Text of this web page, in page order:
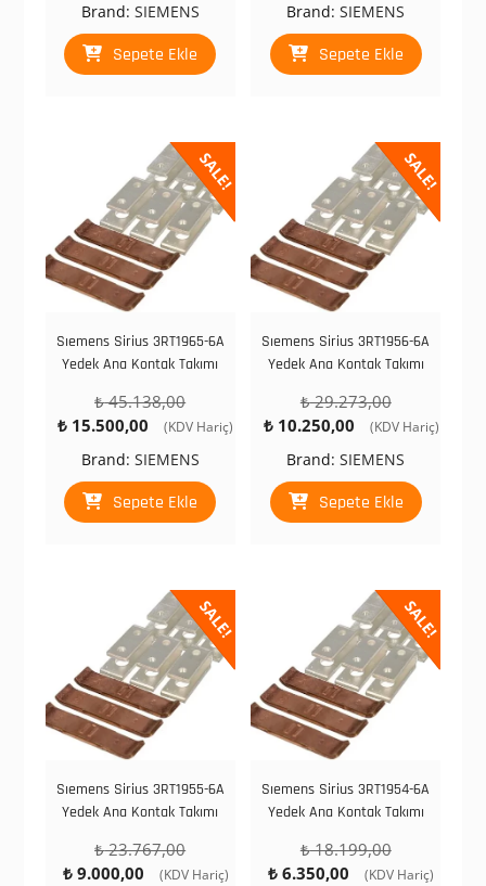
fiyat:
₺ 23.000,00.
Brand: SIEMENS
Sepete Ekle
fiyat:
₺ 19.500,00.
Brand:SIEMENS
Sepete Ekle
SALE!
Sıemens Sirius 3RT1965-6A
Yedek Ana Kontak Takımı
₺45.138,00Orijinal
fiyat:
₺ 15.500,00
Şu
fiyat:
₺ 15.500,00.
(KDV Hariç)
Brand: SIEMENS
Sepete Ekle
SALE!
Sıemens Sirius 3RT1956-6A
Yedek Ana Kontak Takımı
₺29.273,00Orijinal
fiyat:
₺10.250,00
Şu
fiyat:
₺ 10.250,00.
(KDV Hariç)
Brand:SIEMENS
Sepete Ekle
SALE!
Sıemens Sirius 3RT1955-6A
Yedek Ana Kontak Takımı
₺23.767,00Orijinal
fiyat:
₺9.000,00
Şu
(KDV Hariç)
SALE!
Sıemens Sirius 3RT1954-6A
Yedek Ana Kontak Takımı
₺18.199,00Orijinal
fiyat:
₺ 6.350,00
Şu
(KDV Hariç)